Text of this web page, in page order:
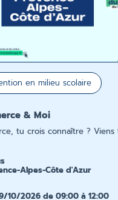
en milieu scolaire
& Moi
tu crois connaître ?
Alpes-Côte d'Azur
10/2026 de 09:00 à 12:00